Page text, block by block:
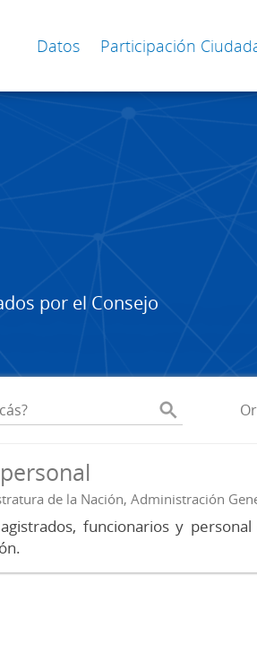
Datos Participación
por el Consejo
de la Nación, Administración
funcionarios y